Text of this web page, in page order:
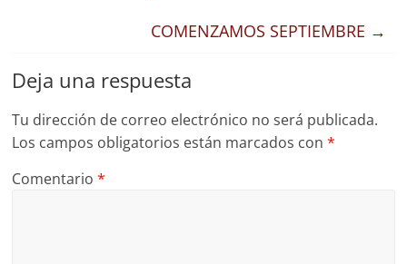
COMENZAMOS SEPTIEMBRE →
Deja una respuesta
Tu dirección de correo electrónico no será publicada.
Los campos obligatorios están marcados con*
Comentario*